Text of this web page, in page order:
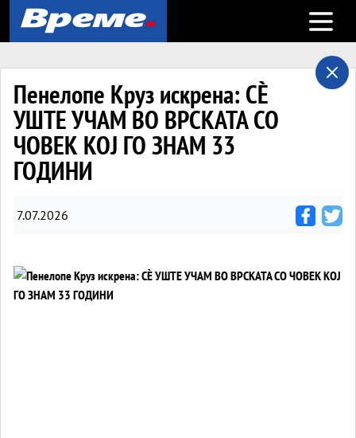
Open
Пенелопе Круз искрена: СÈ
УШТЕ УЧАМ ВО ВРСКАТА СО
ЧОВЕК КОЈ ГО ЗНАМ 33
ГОДИНИ
7.07.2026